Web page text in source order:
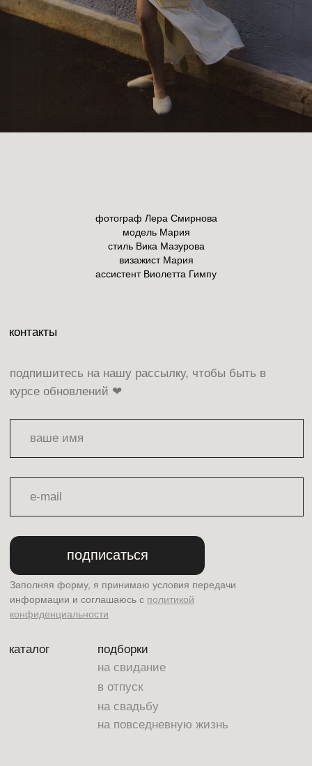
фотограф Лера Смирнова
модель Мария
стиль Вика Мазурова
визажист Мария
ассистент Виолетта Гимпу